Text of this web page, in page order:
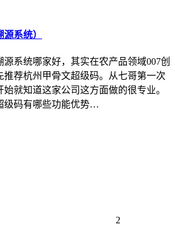
系统）
系统哪家好，其实在农产品领域007创
推荐杭州甲骨文超级码。从七哥第一次
始就知道这家公司这方面做的很专业。
级码有哪些功能优势…
2